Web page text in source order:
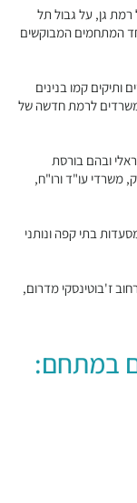
גן, על גבול תל
המתחמים המבוקשים
ותיקים קמו בנינים
המשרדים לרמת חדשה של
ובהם בורסת
משרדי עו"ד ורו"ח,
בתי קפה ונותני
ז'בוטינסקי מדרום,
במתחם: